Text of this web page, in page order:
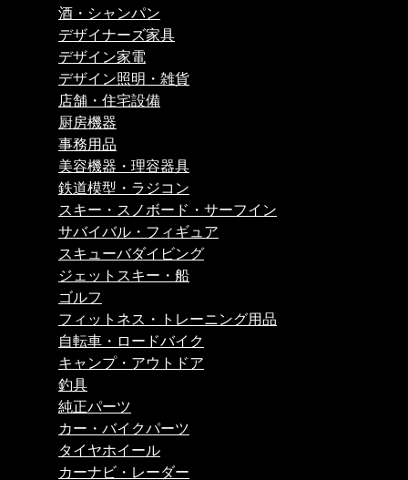
酒・シャンパン
デザイナーズ家具
デザイン家電
デザイン照明・雑貨
店舗・住宅設備
厨房機器
事務用品
美容機器・理容器具
鉄道模型・ラジコン
スキー・スノボード・サーフイン
サバイバル・フィギュア
スキューバダイビング
ジェットスキー・船
ゴルフ
フィットネス・トレーニング用品
自転車・ロードバイク
キャンプ・アウトドア
釣具
純正パーツ
カー・バイクパーツ
タイヤホイール
カーナビ・レーダー